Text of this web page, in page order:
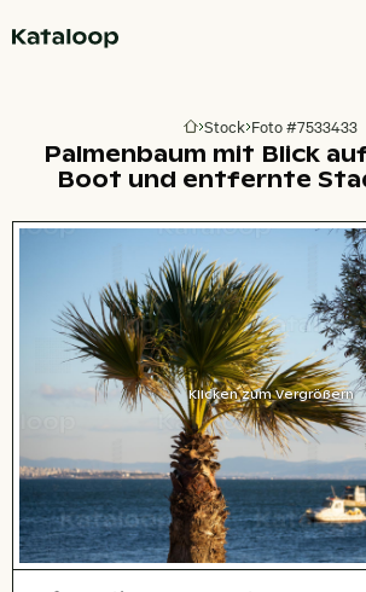
Zur Homepage
Stock Foto #7533433
Palmenbaum mit Blick
Boot und entfernte
Klicken zum Vergrößern